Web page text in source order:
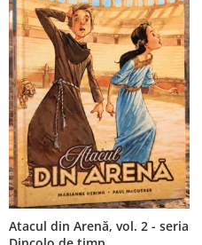
Atacul din Arenă, vol. 2 - seria